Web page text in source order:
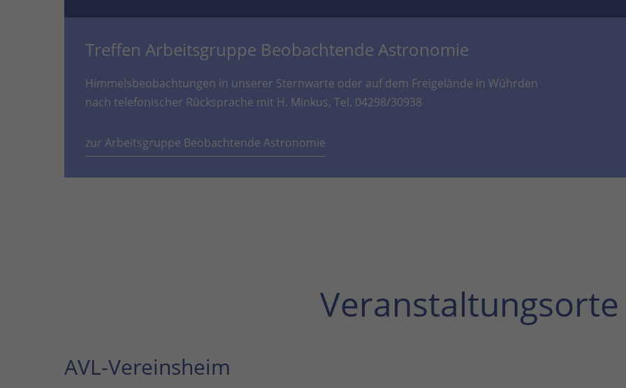
Treffen Arbeitsgruppe Beobachtende Astronomie
Himmelsbeobachtungen in unserer Sternwarte oder auf dem Freigelände in Wührden
nach telefonischer Rücksprache mit H. Minkus, Tel. 04298/30938
zur Arbeitsgruppe Beobachtende Astronomie
Veranstaltungsorte
AVL-Vereinsheim